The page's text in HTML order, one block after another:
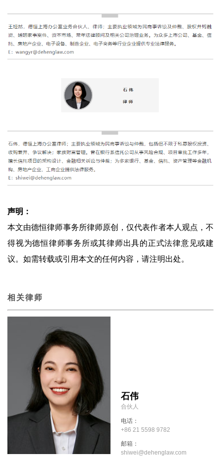
声明：
本文由德恒律师事务所律师原创，仅代表作者本人观点，不
得视为德恒律师事务所或其律师出具的正式法律意见或建
议。如需转载或引用本文的任何内容，请注明出处。
相关律师
石伟
合伙人
电话：
+86 21 5598 9782
邮箱：
shiwei@dehenglaw.com